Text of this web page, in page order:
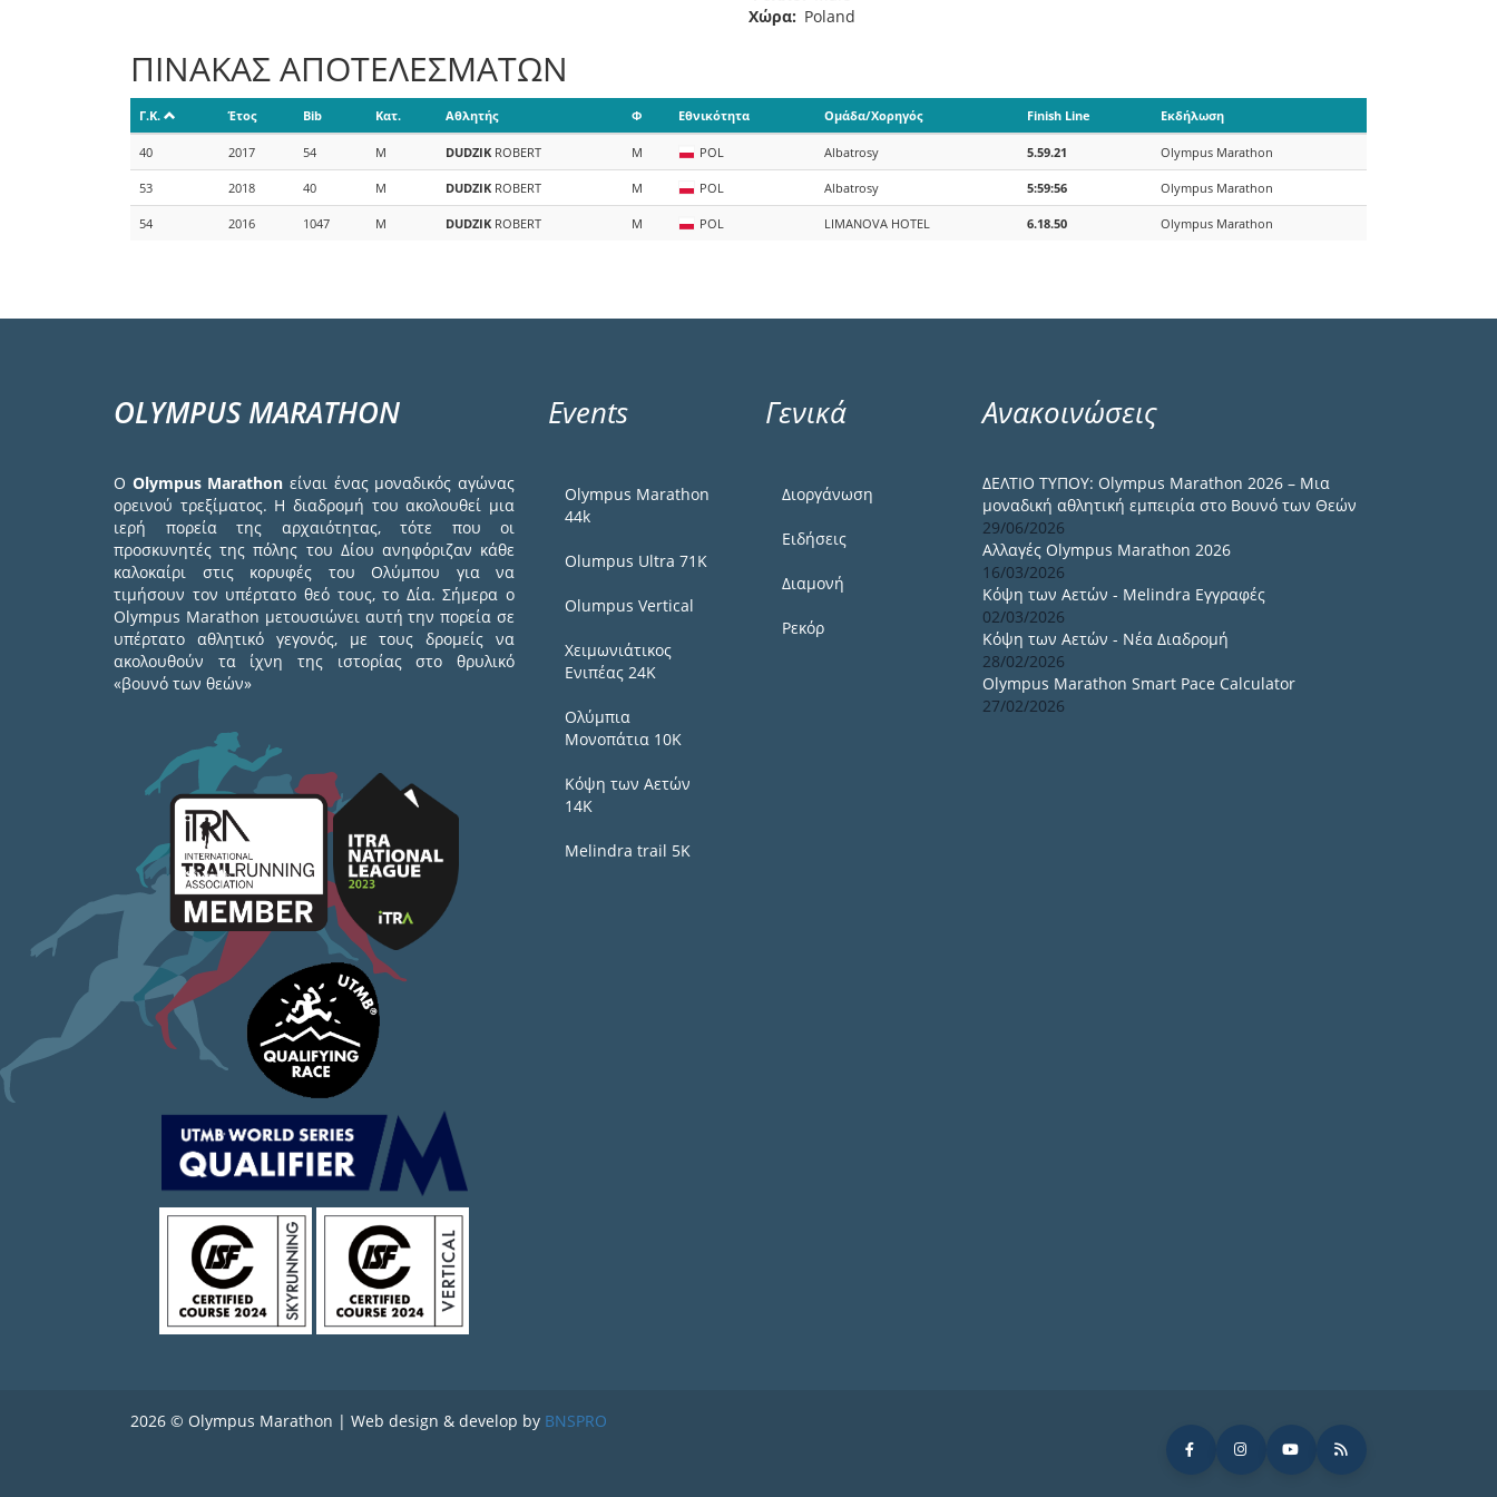
Χώρα
Poland
ΠΙΝΑΚΑΣ ΑΠΟΤΕΛΕΣΜΑΤΩΝ
Γ.Κ. Έτος Bib Κατ. Αθλητής Φ Εθνικότητα Ομάδα/Χορηγός Finish Line Εκδήλωση
40 2017 54 M DUDZIK ROBERT M POL Albatrosy 5.59.21 Olympus Marathon
53 2018 40 M DUDZIK ROBERT M POL Albatrosy 5:59:56 Olympus Marathon
54 2016 1047 M DUDZIK ROBERT M POL LIMANOVA HOTEL 6.18.50 Olympus Marathon
OLYMPUS MARATHON
Ο Olympus Marathon είναι ένας μοναδικός αγώνας
ορεινού τρεξίματος. Η διαδρομή του ακολουθεί μια
ιερή πορεία της αρχαιότητας, τότε που οι
προσκυνητές της πόλης του Δίου ανηφόριζαν κάθε
καλοκαίρι στις κορυφές του Ολύμπου για να
τιμήσουν τον υπέρτατο θεό τους, το Δία. Σήμερα ο
Olympus Marathon μετουσιώνει αυτή την πορεία σε
υπέρτατο αθλητικό γεγονός, με τους δρομείς να
ακολουθούν τα ίχνη της ιστορίας στο θρυλικό
«βουνό των θεών»
Events
Olympus Marathon
44k
Olumpus Ultra 71K
Olumpus Vertical
Χειμωνιάτικος
Ενιπέας 24Κ
Ολύμπια
Μονοπάτια 10Κ
Κόψη των Αετών
14Κ
Melindra trail 5Κ
Γενικά
Διοργάνωση
Ειδήσεις
Διαμονή
Ρεκόρ
Ανακοινώσεις
ΔΕΛΤΙΟ ΤΥΠΟΥ: Olympus Marathon 2026 – Μια
μοναδική αθλητική εμπειρία στο Βουνό των Θεών
29/06/2026
Αλλαγές Olympus Marathon 2026
16/03/2026
Κόψη των Αετών - Melindra Εγγραφές
02/03/2026
Κόψη των Αετών - Νέα Διαδρομή
28/02/2026
Olympus Marathon Smart Pace Calculator
27/02/2026
2026 © Olympus Marathon | Web design & develop by BNSPRO